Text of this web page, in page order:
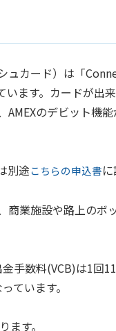
ュカード）は「
ます。カードが出
AMEXのデビット機
別途こちらの申込書
商業施設や路上のボ
手数料(VCB)は1回
ています。
す。